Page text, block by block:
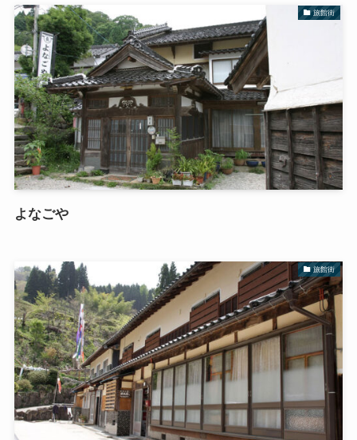
旅館街
よなごや
旅館街